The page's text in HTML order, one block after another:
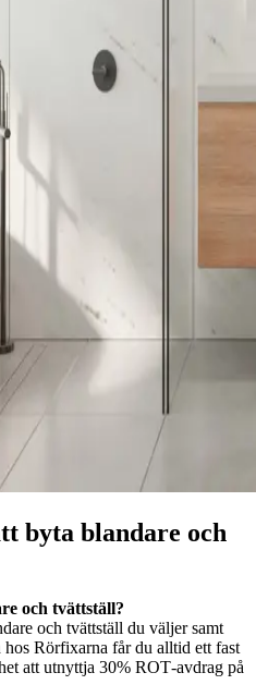
byta blandare och
och tvättställ?
och tvättställ du väljer samt
hos Rörfixarna får du alltid ett fast
att utnyttja 30% ROT‑avdrag på